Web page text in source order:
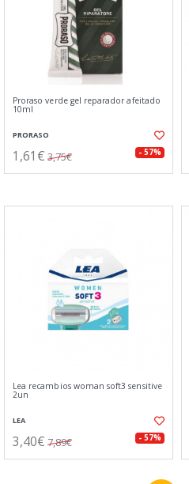
Proraso verde gel reparador afeitado
10ml
PRORASO
1,61€ 3,75€ - 57%
Lea recambios woman soft3 sensitive
2un
LEA
3,40€ 7,89€ - 57%